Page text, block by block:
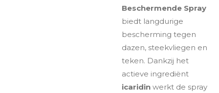
Beschermende Spray
biedt langdurige
bescherming tegen
dazen, steekvliegen en
teken. Dankzij het
actieve ingrediënt
icaridin werkt de spray